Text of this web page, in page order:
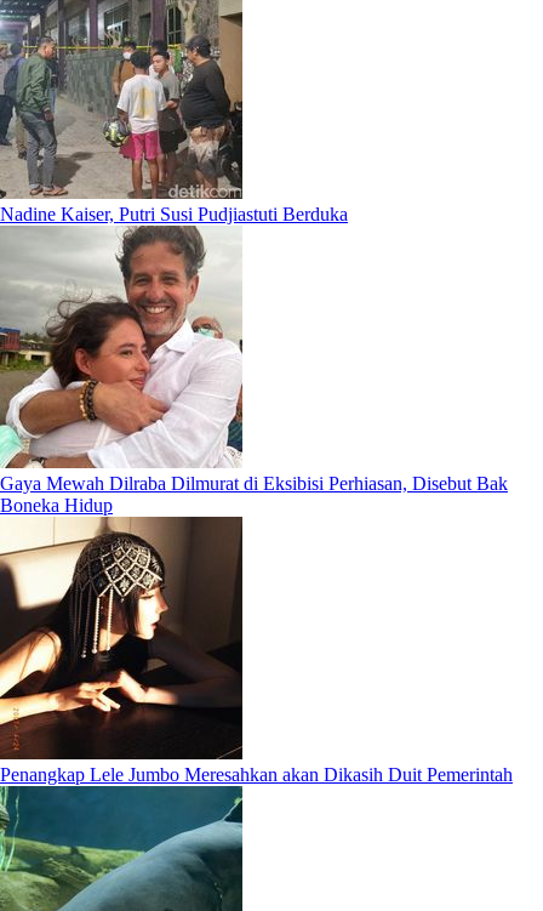
Nadine Kaiser, Putri Susi Pudjiastuti Berduka
Gaya Mewah Dilraba Dilmurat di Eksibisi Perhiasan, Disebut Bak
Boneka Hidup
Penangkap Lele Jumbo Meresahkan akan Dikasih Duit Pemerintah